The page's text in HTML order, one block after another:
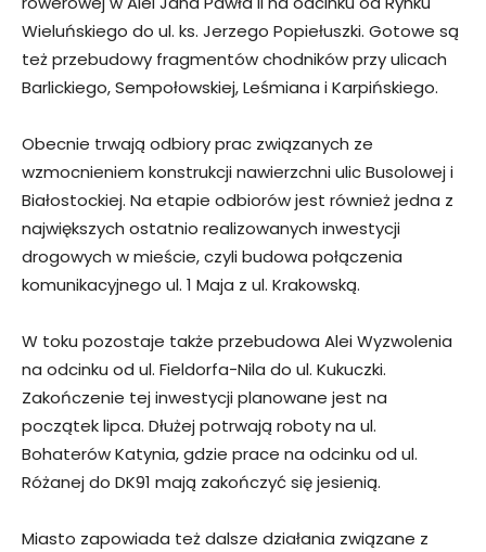
Wieluńskiego do ul. ks. Jerzego Popiełuszki. Gotowe są
też przebudowy fragmentów chodników przy ulicach
Barlickiego, Sempołowskiej, Leśmiana i Karpińskiego.
Obecnie trwają odbiory prac związanych ze
wzmocnieniem konstrukcji nawierzchni ulic Busolowej i
Białostockiej. Na etapie odbiorów jest również jedna z
największych ostatnio realizowanych inwestycji
drogowych w mieście, czyli budowa połączenia
komunikacyjnego ul. 1 Maja z ul. Krakowską.
W toku pozostaje także przebudowa Alei Wyzwolenia
na odcinku od ul. Fieldorfa-Nila do ul. Kukuczki.
Zakończenie tej inwestycji planowane jest na
początek lipca. Dłużej potrwają roboty na ul.
Bohaterów Katynia, gdzie prace na odcinku od ul.
Różanej do DK91 mają zakończyć się jesienią.
Miasto zapowiada też dalsze działania związane z